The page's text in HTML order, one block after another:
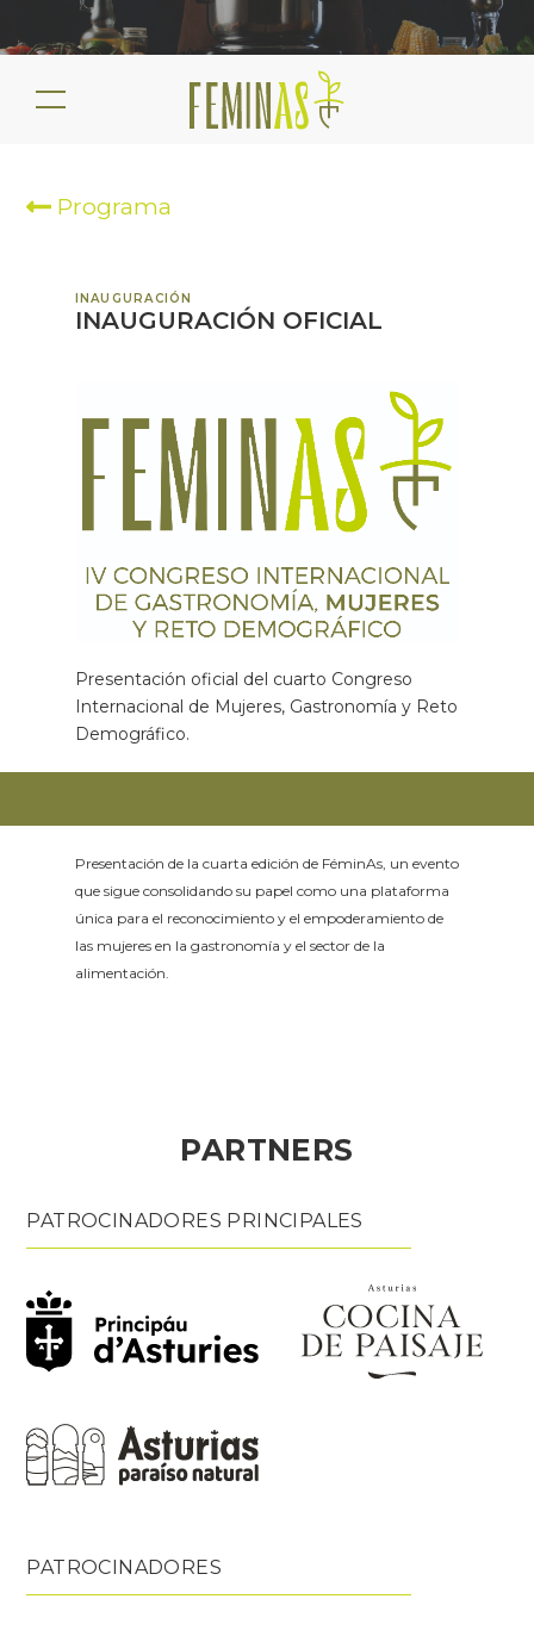
Programa
INAUGURACIÓN
INAUGURACIÓN OFICIAL
Presentación oficial del cuarto Congreso
Internacional de Mujeres, Gastronomía y Reto
Demográfico.
Presentación de la cuarta edición de FéminAs, un evento
que sigue consolidando su papel como una plataforma
única para el reconocimiento y el empoderamiento de
las mujeres en la gastronomía y el sector de la
alimentación.
PARTNERS
PATROCINADORES PRINCIPALES
PATROCINADORES